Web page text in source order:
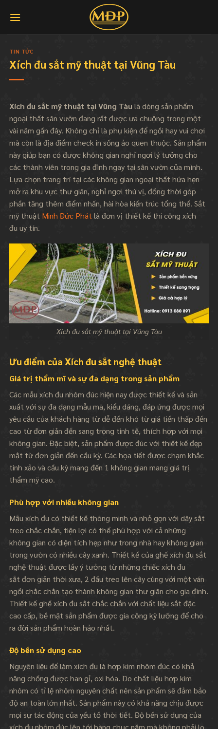
TIN TỨC
Xích đu sắt mỹ thuật tại Vũng Tàu
Xích đu sắt mỹ thuật tại Vũng Tàulà dòng sản phẩm
ngoại thất sân vườn đang rất được ưa chuộng trong một
vài năm gần đây. Không chỉ là phụ kiện để ngồi hay vui chơi
mà còn là địa điểm check in sống ảo quen thuộc. Sản phẩm
này giúp bạn có được không gian nghỉ ngơi lý tưởng cho
các thành viên trong gia đình ngay tại sân vườn của mình.
Lựa chọn trang trí tại các không gian ngoại thất hứa hẹn
mở ra khu vực thư giãn, nghỉ ngơi thú vị, đồng thời góp
phần tăng thêm điểm nhấn, hài hòa kiến trúc tổng thể. Sắt
mỹ thuật Minh Đức Phát là đơn vị thiết kế thi công xích
đu uy tín.
Xích đu sắt mỹ thuật tại Vũng Tàu
Ưu điểm của Xích đu sắt nghệ thuật
Giá trị thẩm mĩ và sự đa dạng trong sản phẩm
Các mẫu xích đu nhôm đúc hiện nay được thiết kế và sản
xuất với sự đa dạng mẫu mã, kiểu dáng, đáp ứng được mọi
yêu cầu của khách hàng từ dễ đến khó từ giá tiền thấp đến
cao từ đơn giản đến sang trọng tinh tế, thích hợp với mọi
không gian. Đặc biệt, sản phẩm được đúc với thiết kế đẹp
mắt từ đơn giản đến cầu kỳ. Các họa tiết được chạm khắc
tinh xảo và cầu kỳ mang đến 1 không gian mang giá trị
thẩm mỹ cao.
Phù hợp với nhiều không gian
Mẫu xích đu có thiết kế thông minh và nhỏ gọn với dây sắt
treo chắc chắn, tiện lợi có thể phù hợp với cả những
không gian có diện tích hẹp như trong nhà hay không gian
trong vườn có nhiều cây xanh. Thiết kế của ghế xích đu sắt
nghệ thuật được lấy ý tưởng từ những chiếc xích đu
sắt đơn giản thời xưa, 2 đầu treo lên cây cùng với một ván
ngồi chắc chắn tạo thành không gian thư giãn cho gia đình.
Thiết kế ghế xích đu sắt chắc chắn với chất liệu sắt đặc
cao cấp, bề mặt sản phẩm được gia công kỹ lưỡng để cho
ra đời sản phẩm hoàn hảo nhất.
Độ bền sử dụng cao
Nguyên liệu để làm xích đu là hợp kim nhôm đúc có khả
năng chống được han gỉ, oxi hóa. Do chất liệu hợp kim
nhôm có tỉ lệ nhôm nguyên chất nên sản phẩm sẽ đảm bảo
độ an toàn lớn nhất. Sản phẩm này có khả năng chịu được
mọi sự tác động của yếu tố thời tiết. Độ bền sử dụng của
xích đu nhôm đúc lên tới hàng chục năm mà không phải lo